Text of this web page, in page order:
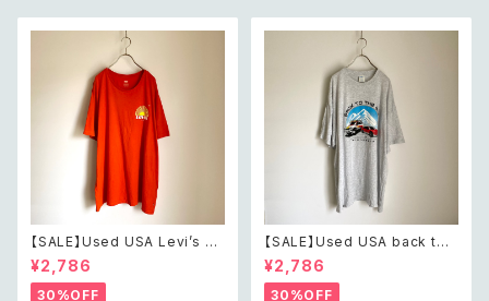
【SALE】Used USA Levi’s su
nrise design orange t shirt
レトロ アメリカ ユーズド 古着
リーバイス サンライズ デザイン
¥2,786
30%OFF
【SALE】Used USA back to t
he 80s car design t shirt レ
トロ アメリカ ユーズド 古着 カ
ーデザイン ライトグレー Tシャ
¥2,786
30%OFF